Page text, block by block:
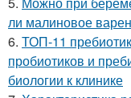
ли малиновое
6. ТОП-11
пробиотиков и
биологии к клинике